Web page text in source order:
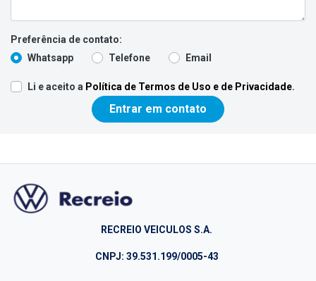
Preferência de contato:
Whatsapp
Telefone Email
Li e aceito a Política de Termos de Uso e de Privacidade.
Entrar em contato
RECREIO VEICULOS S.A.
CNPJ: 39.531.199/0005-43